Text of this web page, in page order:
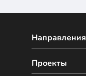
Направления
Проекты